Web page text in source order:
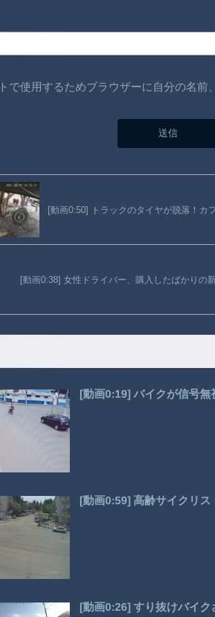
で使用するためブラウザーに自分の名
[動画0:50] トラックのタイヤが脱落！カ
[動画0:38] 女性ドライバー、購入したばかりの
[動画0:19] バイクが信号
[動画0:59] 高齢サイクリ
[動画0:26] すり抜けバイ